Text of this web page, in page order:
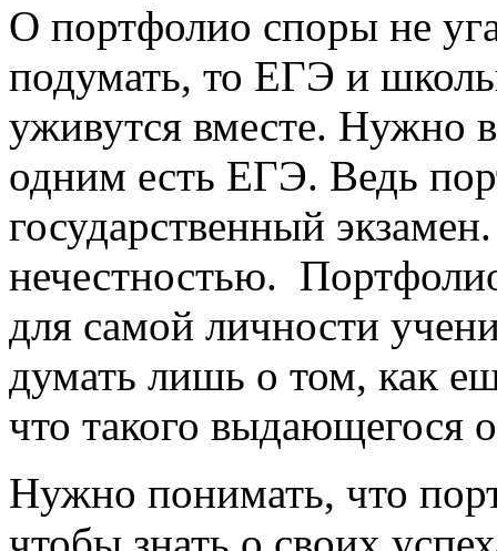
О портфолио споры не
подумать, то ЕГЭ и
уживутся вместе. Нужно
одним есть ЕГЭ. Ведь
государственный
нечестностью.
для самой личности
думать лишь о том, как
что такого выдающегося
Нужно понимать, что